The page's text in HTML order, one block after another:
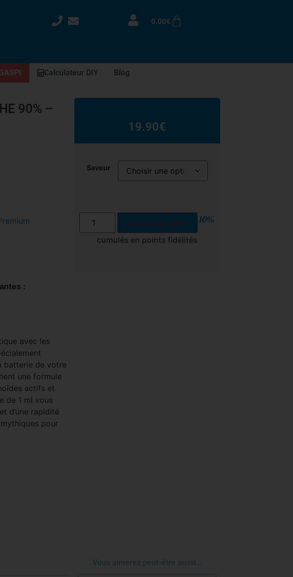
0.00€
Calculateur DIY Blog
90% –
:
avec les
batterie de votre
une formule
actifs et
de 1 ml vous
d’une rapidité
pour
19.90€
Saveur
Ajouter au panier 10%
cumulés en points fidélités
Vous aimerez peut-être aussi…